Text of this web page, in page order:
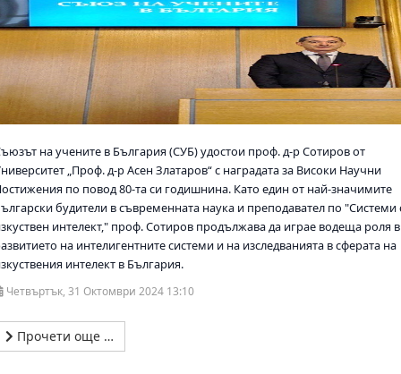
на учените в България (СУБ) удостои проф. д-р Сотиров от
„Проф. д-р Асен Златаров“ с наградата за Високи Научни
по повод 80-та си годишнина. Като един от най-значимите
будители в съвременната наука и преподавател по "Системи
интелект," проф. Сотиров продължава да играе водеща роля в
на интелигентните системи и на изследванията в сферата на
интелект в България.
Четвъртък, 31 Октомври 2024 13:10
Прочети още …